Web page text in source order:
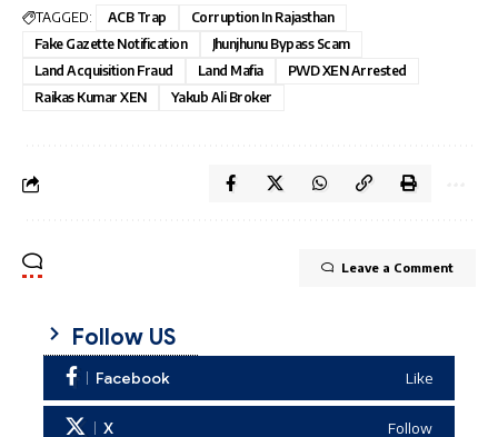
TAGGED: ACB Trap
Corruption In Rajasthan
Fake Gazette Notification
Jhunjhunu Bypass Scam
Land Acquisition Fraud
Land Mafia
PWD XEN Arrested
Raikas Kumar XEN
Yakub Ali Broker
Leave a Comment
Follow US
Facebook Like
X Follow